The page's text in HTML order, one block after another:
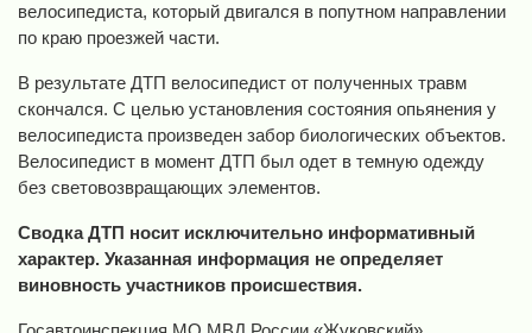
велосипедиста, который двигался в попутном направлении
по краю проезжей части.
В результате ДТП велосипедист от полученных травм
скончался. С целью установления состояния опьянения у
велосипедиста произведен забор биологических объектов.
Велосипедист в момент ДТП был одет в темную одежду
без световозвращающих элементов.
Сводка ДТП носит исключительно информативный
характер. Указанная информация не определяет
виновность участников происшествия.